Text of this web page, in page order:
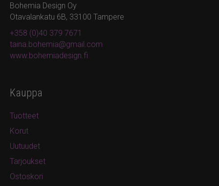
Bohemia Design Oy
Otavalankatu 6B, 33100 Tampere
+358 (0)40 379 7671
taina.bohemia@gmail.com
www.bohemiadesign.fi
Kauppa
Tuotteet
Korut
Uutuudet
Tarjoukset
Ostoskori